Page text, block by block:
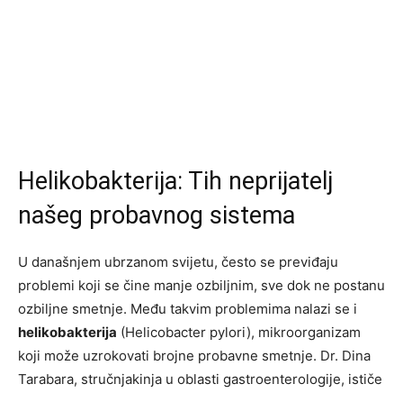
Helikobakterija: Tih neprijatelj
našeg probavnog sistema
U današnjem ubrzanom svijetu, često se previđaju
problemi koji se čine manje ozbiljnim, sve dok ne postanu
ozbiljne smetnje. Među takvim problemima nalazi se i
helikobakterija (Helicobacter pylori), mikroorganizam
koji može uzrokovati brojne probavne smetnje. Dr. Dina
Tarabara, stručnjakinja u oblasti gastroenterologije, ističe